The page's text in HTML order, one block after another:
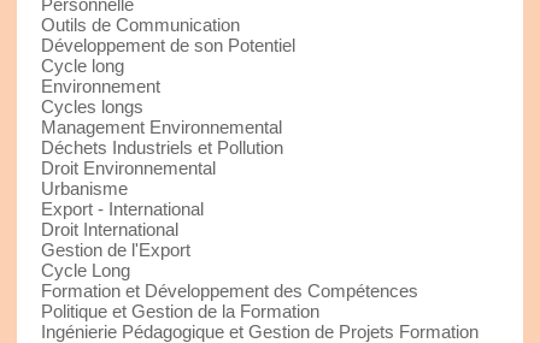
Outils de Communication
Développement de son Potentiel
Cycle long
Environnement
Cycles longs
Management Environnemental
Déchets Industriels et Pollution
Droit Environnemental
Urbanisme
Export - International
Droit International
Gestion de l'Export
Cycle Long
Formation et Développement des Compétences
Politique et Gestion de la Formation
Ingénierie Pédagogique et Gestion de Projets Formation